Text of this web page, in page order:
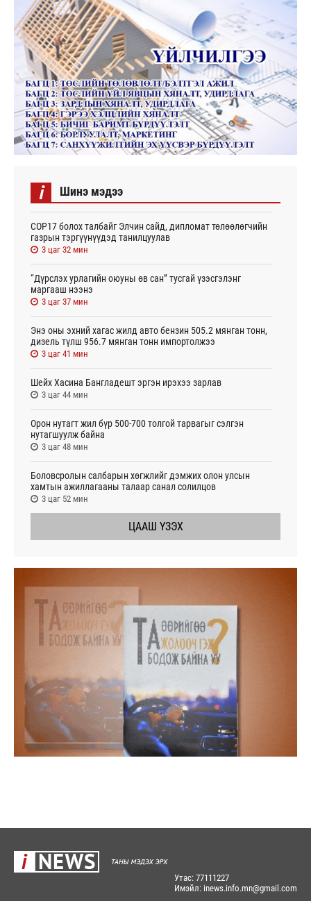
i Шинэ мэдээ
СОР17 болох талбайг Элчин сайд, дипломат төлөөлөгчийн
газрын тэргүүнүүдэд танилцуулав
3 цаг 32 мин
“Дүрслэх урлагийн оюуны өв сан” тусгай үзэсгэлэнг
маргааш нээнэ
3 цаг 37 мин
Энэ оны эхний хагас жилд авто бензин 505.2 мянган тонн,
дизель түлш 956.7 мянган тонн импортолжээ
3 цаг 41 мин
Шейх Хасина Бангладешт эргэн ирэхээ зарлав
3 цаг 44 мин
Орон нутагт жил бүр 500-700 толгой тарвагыг сэлгэн
нутагшуулж байна
3 цаг 48 мин
Боловсролын салбарын хөгжлийг дэмжих олон улсын
хамтын ажиллагааны талаар санал солилцов
3 цаг 52 мин
ЦААШ ҮЗЭХ
Утас: 77111227
Имэйл: inews.info.mn@gmail.com